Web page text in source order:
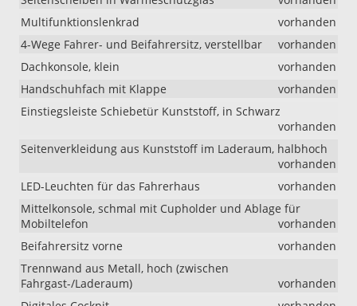
Multifunktionslenkrad
vorhanden
4-Wege Fahrer- und Beifahrersitz, verstellbar
vorhanden
Dachkonsole, klein
vorhanden
Handschuhfach mit Klappe
vorhanden
Einstiegsleiste Schiebetür Kunststoff, in Schwarz
vorhanden
Seitenverkleidung aus Kunststoff im Laderaum, halbhoch
vorhanden
LED-Leuchten für das Fahrerhaus
vorhanden
Mittelkonsole, schmal mit Cupholder und Ablage für
Mobiltelefon
vorhanden
Beifahrersitz vorne
vorhanden
Trennwand aus Metall, hoch (zwischen
Fahrgast-/Laderaum)
vorhanden